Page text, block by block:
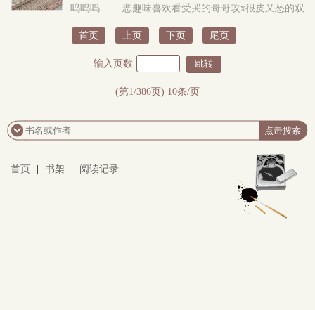
呜呜呜…… 恶趣味喜欢看受哭的哥哥攻x很皮又怂的双
首页
上页 下页 尾页
输入页数
(第1/386页) 10条/页
首页 书架 阅读记录